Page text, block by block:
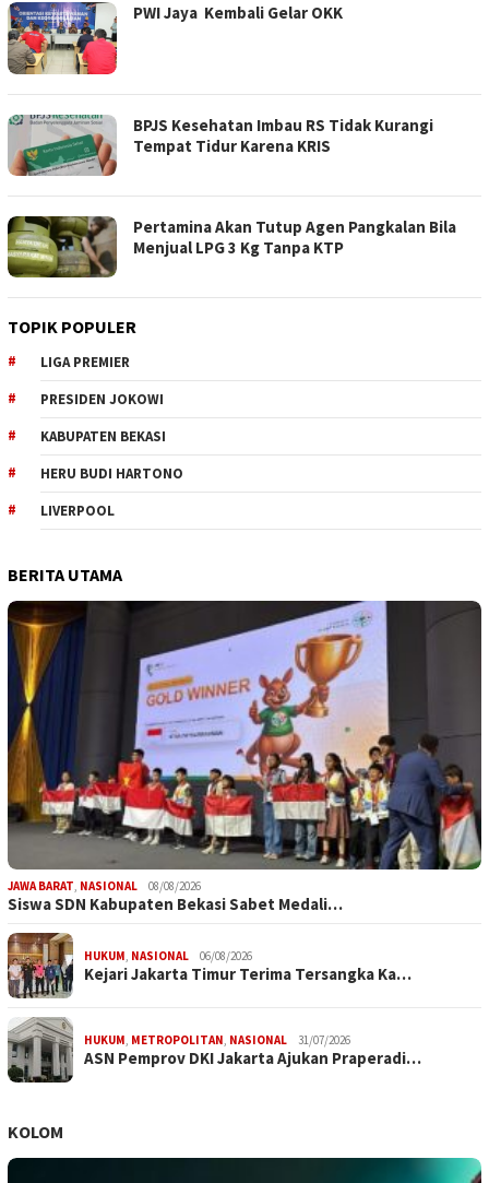
PWI Jaya Kembali Gelar OKK
BPJS Kesehatan Imbau RS Tidak Kurangi
Tempat Tidur Karena KRIS
Pertamina Akan Tutup Agen Pangkalan Bila
Menjual LPG 3 Kg Tanpa KTP
TOPIK POPULER
LIGA PREMIER
PRESIDEN JOKOWI
KABUPATEN BEKASI
HERU BUDI HARTONO
LIVERPOOL
BERITA UTAMA
JAWA BARAT, NASIONAL 08/08/2026
Siswa SDN Kabupaten Bekasi Sabet Medali…
HUKUM, NASIONAL 06/08/2026
Kejari Jakarta Timur Terima Tersangka Ka…
HUKUM, METROPOLITAN, NASIONAL 31/07/2026
ASN Pemprov DKI Jakarta Ajukan Praperadi…
KOLOM